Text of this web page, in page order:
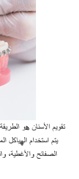
تقويم الأسنان هو
يتم استخدام الهياكل
الصفائح والأغطية،